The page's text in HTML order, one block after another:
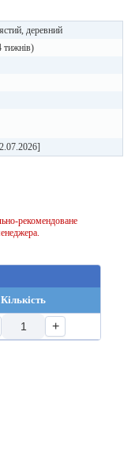
деревний
тижнів)
рекомендоване
Кількість
+